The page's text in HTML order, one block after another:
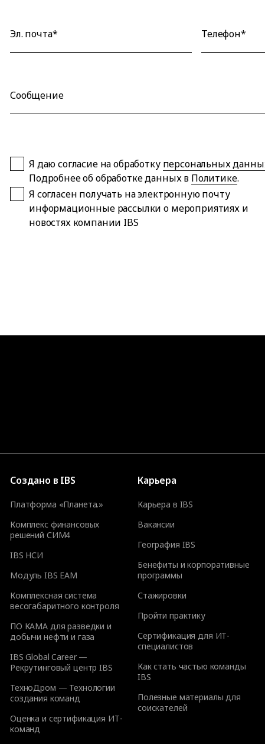
Эл. почта* Телефон*
Сообщение
Я даю согласие на обработку персональных
Подробнее об обработке данных в Политике.
Я согласен получать на электронную почту
информационные рассылки о мероприятиях и
новостях компании IBS
Создано в IBS
Платформа «Планета.»
Комплекс финансовых
решений СИМ4
IBS НСИ
Модуль IBS EAM
Комплексная система
весогабаритного контроля
ПО КАМА для разведки и
добычи нефти и газа
IBS Global Career —
Рекрутинговый центр IBS
ТехноДром — Технологии
создания команд
Оценка и сертификация ИТ-
команд
Карьера
Карьера в IBS
Вакансии
География IBS
Бенефиты и корпоративные
программы
Стажировки
Пройти практику
Сертификация для ИТ-
специалистов
Как стать частью команды
IBS
Полезные материалы для
соискателей